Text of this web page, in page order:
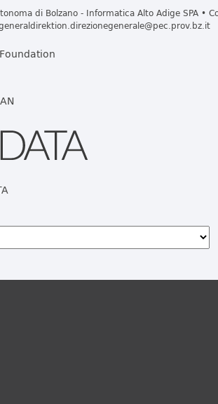
di Bolzano - Informatica Alto Adige SPA •